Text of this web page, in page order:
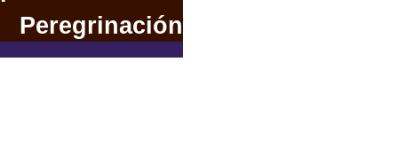
Peregrinación